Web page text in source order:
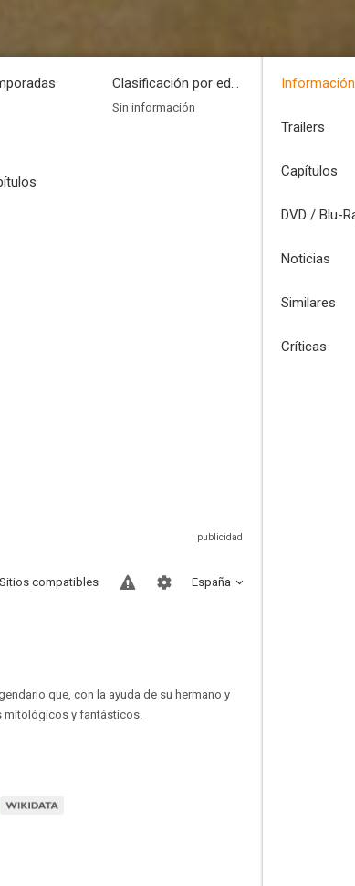
Clasificación por edades
Sin información
España
Sitios compatibles
que, con la ayuda de su hermano y
mitológicos y fantásticos.
Información
Trailers
Capítulos
DVD / Blu-
Noticias
Similares
Críticas